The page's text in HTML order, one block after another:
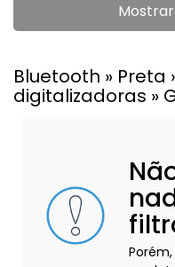
Bluetooth » Preta
digitalizadoras »